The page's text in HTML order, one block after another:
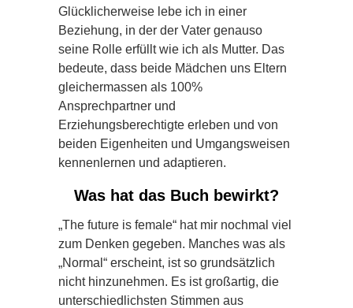
Glücklicherweise lebe ich in einer
Beziehung, in der der Vater genauso
seine Rolle erfüllt wie ich als Mutter. Das
bedeute, dass beide Mädchen uns Eltern
gleichermassen als 100%
Ansprechpartner und
Erziehungsberechtigte erleben und von
beiden Eigenheiten und Umgangsweisen
kennenlernen und adaptieren.
Was hat das Buch bewirkt?
„The future is female“ hat mir nochmal viel
zum Denken gegeben. Manches was als
„Normal“ erscheint, ist so grundsätzlich
nicht hinzunehmen. Es ist großartig, die
unterschiedlichsten Stimmen aus